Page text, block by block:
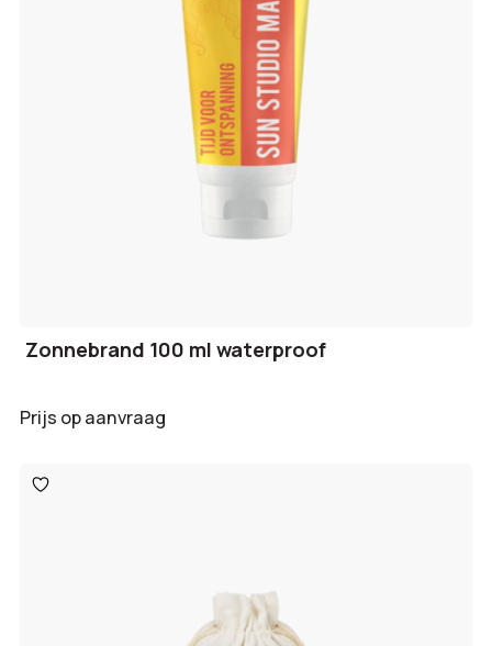
Zonnebrand 100 ml waterproof
Prijs op aanvraag
Toevoegen
aan